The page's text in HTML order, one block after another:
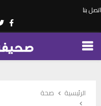
اتصل بنا
PRIMARY
الرئيسية
صحة